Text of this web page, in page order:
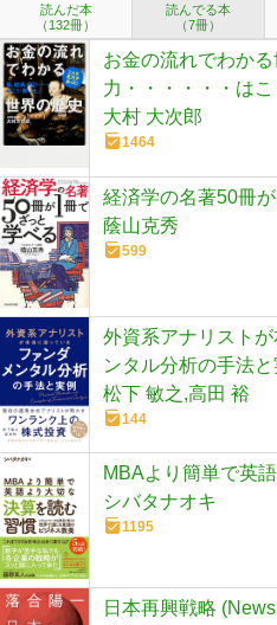
読んだ本
（132冊）
読んでる本
（7冊）
お金の流れでわか
力・・・・・・はこ
大村 大次郎
1464
経済学の名著50冊
蔭山克秀
599
外資系アナリスト
ンタル分析の手法と
松下 敏之,高田 裕
144
MBAより簡単で英
シバタナオキ
1195
日本再興戦略